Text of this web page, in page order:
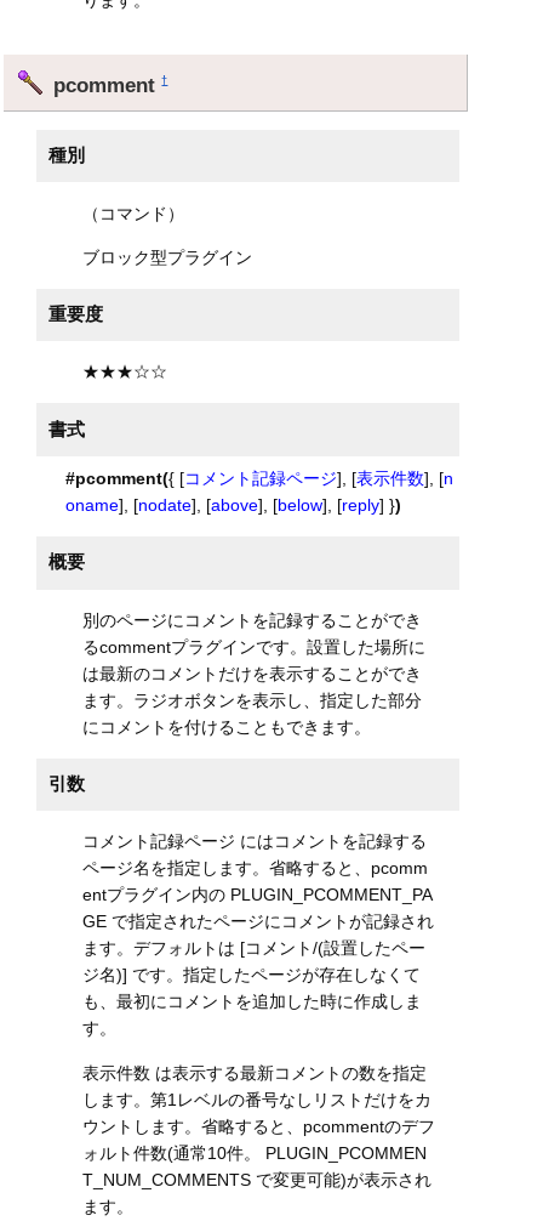
pcomment†
種別
（コマンド）
ブロック型プラグイン
重要度
★★★☆☆
書式
#pcomment({ [コメント記録ページ], [表示件数], [n
oname], [nodate], [above], [below], [reply] })
概要
別のページにコメントを記録することができ
るcommentプラグインです。設置した場所に
は最新のコメントだけを表示することができ
ます。ラジオボタンを表示し、指定した部分
にコメントを付けることもできます。
引数
コメント記録ページ にはコメントを記録する
ページ名を指定します。省略すると、pcomm
entプラグイン内の PLUGIN_PCOMMENT_PA
GE で指定されたページにコメントが記録され
ます。デフォルトは [コメント/(設置したペー
ジ名)] です。指定したページが存在しなくて
も、最初にコメントを追加した時に作成しま
す。
表示件数 は表示する最新コメントの数を指定
します。第1レベルの番号なしリストだけをカ
ウントします。省略すると、pcommentのデフ
ォルト件数(通常10件。 PLUGIN_PCOMMEN
T_NUM_COMMENTS で変更可能)が表示され
ます。